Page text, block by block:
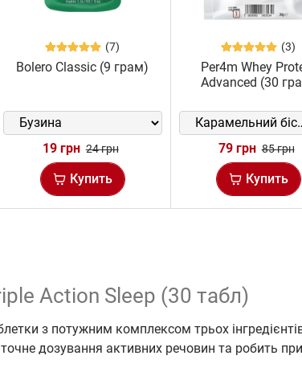
(7)
Bolero Classic (9 грам)
19 грн 24 грн
Купить
(3)
Per4m Whey
Advanced (30
79 грн 85 грн
Купить
Action Sleep (30 табл)
з потужним комплексом трьох
дозування активних речовин та робить